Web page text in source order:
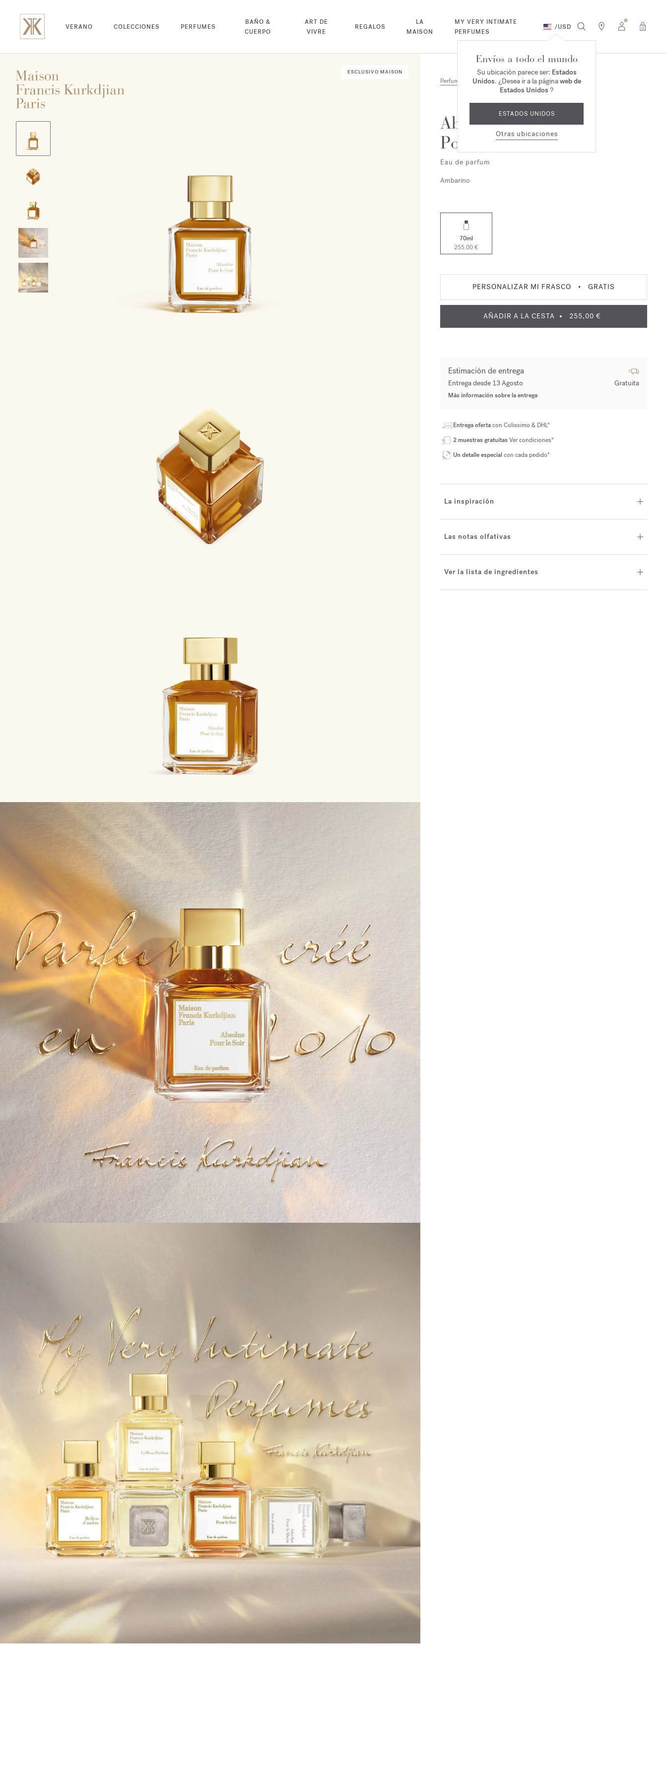
VERANO COLECCIONES PERFUMES
BAÑO &
CUERPO
ART DE
VIVRE
REGALOS
LA
MAISON
MY VERY INTIMATE
PERFUMES
/USD 0
Envíos a todo el mundo
Su ubicación parece ser: Estados
Unidos. ¿Desea ir a la páginaweb de
Estados Unidos ?
ESTADOS UNIDOS
Otras ubicaciones
ESCLUSIVO MAISON
Perfumes
Absolue
Pour le Soir
Eau de parfum
Ambarino
70ml
255,00 €
PERSONALIZAR MI FRASCO • GRATIS
AÑADIR A LA CESTA 255,00 €
Estimación de entrega
Entrega desde 13 Agosto Gratuita
Más información sobre la entrega
Entrega ofertacon Colissimo & DHL*
2 muestras gratuitasVer condiciones*
Un detalle especialcon cada pedido*
La inspiración
Las notas olfativas
Ver la lista de ingredientes